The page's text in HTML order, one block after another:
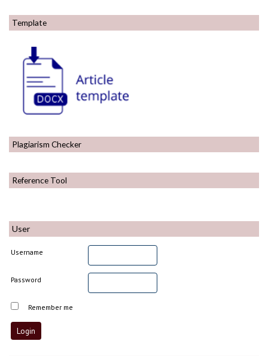
Template
Plagiarism Checker
Reference Tool
User
Username
Password
Remember me